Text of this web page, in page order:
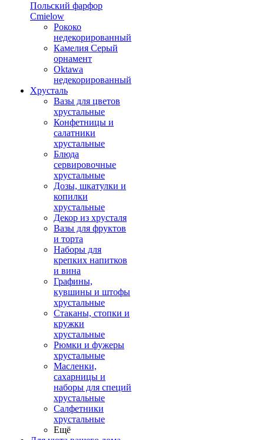
Польский фарфор
Сmielow
Рококо
недекорированный
Камелия Серый
орнамент
Oktawa
недекорированный
Хрусталь
Вазы для цветов
хрустальные
Конфетницы и
салатники
хрустальные
Блюда
сервировочные
хрустальные
Дозы, шкатулки и
копилки
хрустальные
Декор из хрусталя
Вазы для фруктов
и торта
Наборы для
крепких напитков
и вина
Графины,
кувшины и штофы
хрустальные
Стаканы, стопки и
кружки
хрустальные
Рюмки и фужеры
хрустальные
Масленки,
сахарницы и
наборы для специй
хрустальные
Салфетники
хрустальные
Ещё